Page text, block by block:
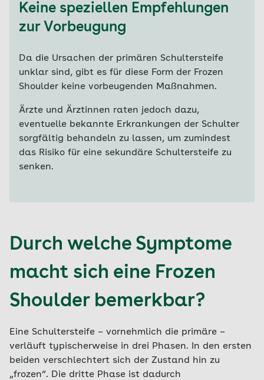
Keine speziellen Empfehlungen
zur Vorbeugung
Da die Ursachen der primären Schultersteife
unklar sind, gibt es für diese Form der Frozen
Shoulder keine vorbeugenden Maßnahmen.
Ärzte und Ärztinnen raten jedoch dazu,
eventuelle bekannte Erkrankungen der Schulter
sorgfältig behandeln zu lassen, um zumindest
das Risiko für eine sekundäre Schultersteife zu
senken.
Durch welche Symptome
macht sich eine Frozen
Shoulder bemerkbar?
Eine Schultersteife – vornehmlich die primäre –
verläuft typischerweise in drei Phasen. In den ersten
beiden verschlechtert sich der Zustand hin zu
„frozen“. Die dritte Phase ist dadurch